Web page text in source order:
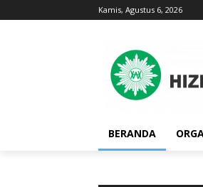
Kamis, Agustus 6, 2026
BERANDA